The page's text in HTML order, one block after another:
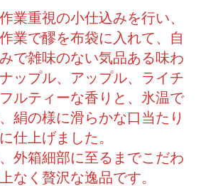
業重視の小仕込みを行い、
業で醪を布袋に入れて、自
で雑味のない気品ある味わ
ップル、アップル、ライチ
ルティーな香りと、氷温で
絹の様に滑らかな口当たり
仕上げました。
外箱細部に至るまでこだわ
なく贅沢な逸品です。